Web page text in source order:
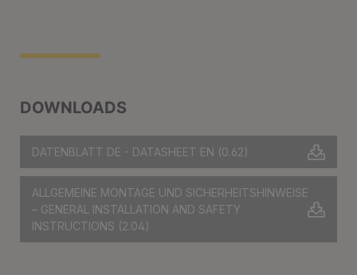
DOWNLOADS
DATENBLATT DE - DATASHEET EN (0.62)
ALLGEMEINE MONTAGE UND SICHERHEITSHINWEISE
– GENERAL INSTALLATION AND SAFETY
INSTRUCTIONS (2.04)